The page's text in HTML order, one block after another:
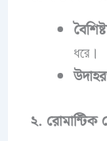
ধরে।
২. রোমান্টিক